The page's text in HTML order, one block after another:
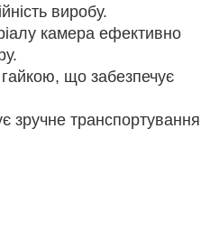
виробу.
камера ефективно
що забезпечує
зручне транспортування